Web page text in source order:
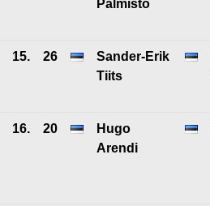
Palmisto
15. 26
Sander-Erik
Tiits
16. 20
Hugo
Arendi